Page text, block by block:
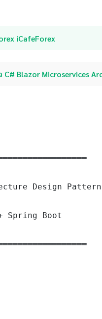
iCafeForex
C# Blazor Microservices
Design
Spring Boot